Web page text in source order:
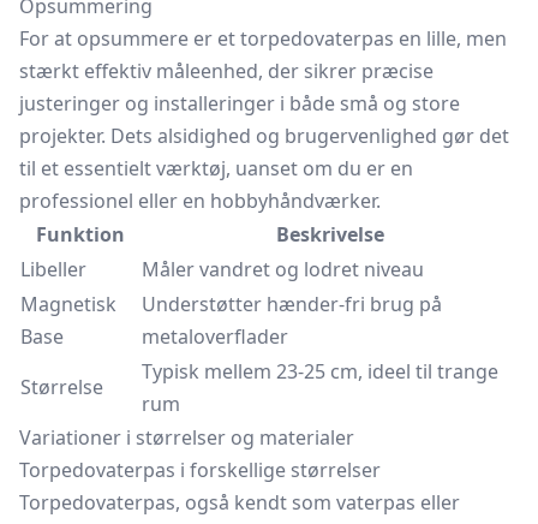
Opsummering
For at opsummere er et torpedovaterpas en lille, men
stærkt effektiv måleenhed, der sikrer præcise
justeringer og installeringer i både små og store
projekter. Dets alsidighed og brugervenlighed gør det
til et essentielt værktøj, uanset om du er en
professionel eller en hobbyhåndværker.
Funktion
Beskrivelse
Libeller
Måler vandret og lodret niveau
Magnetisk
Base
Understøtter hænder-fri brug på
metaloverflader
Størrelse
Typisk mellem 23-25 cm, ideel til trange
rum
Variationer i størrelser og materialer
Torpedovaterpas i forskellige størrelser
Torpedovaterpas, også kendt som vaterpas eller